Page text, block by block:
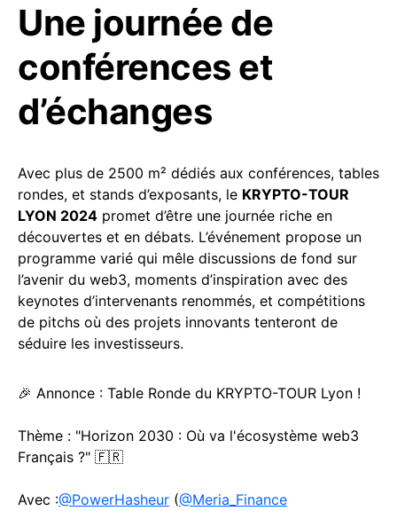
Une journée de
conférences et
d’échanges
Avec plus de 2500 m² dédiés aux conférences, tables
rondes, et stands d’exposants, le KRYPTO-TOUR
LYON 2024 promet d’être une journée riche en
découvertes et en débats. L’événement propose un
programme varié qui mêle discussions de fond sur
l’avenir du web3, moments d’inspiration avec des
keynotes d’intervenants renommés, et compétitions
de pitchs où des projets innovants tenteront de
séduire les investisseurs.
🎉 Annonce : Table Ronde du KRYPTO-TOUR Lyon !
Thème : "Horizon 2030 : Où va l'écosystème web3
Français ?" 🇫🇷
Avec :@PowerHasheur (@Meria_Finance